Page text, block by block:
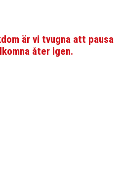
är vi tvugna att pausa
åter igen.